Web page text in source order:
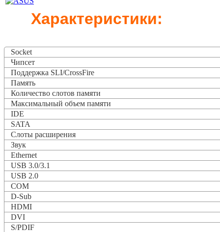
Характеристики:
Socket
Чипсет
Поддержка SLI/CrossFire
Память
Количество слотов памяти
Максимальный объем памяти
IDE
SATA
Слоты расширения
Звук
Ethernet
USB 3.0/3.1
USB 2.0
COM
D-Sub
HDMI
DVI
S/PDIF